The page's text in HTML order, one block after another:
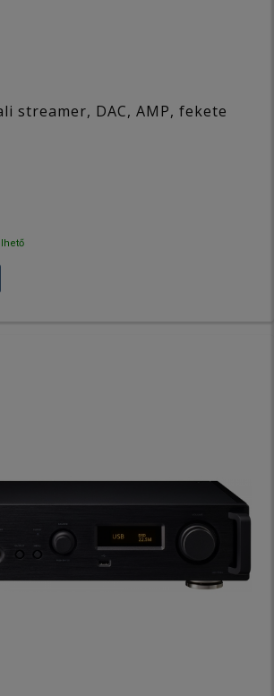
streamer, DAC, AMP, fekete